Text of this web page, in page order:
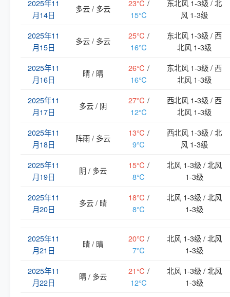
2025年11
月14日
多云 / 多云
23℃ /
15℃
东北风 1-3级 / 北
风 1-3级
2025年11
月15日
多云 / 多云
25℃ /
16℃
东北风 1-3级 / 西
北风 1-3级
2025年11
月16日
晴 / 晴
26℃ /
16℃
东北风 1-3级 / 西
北风 1-3级
2025年11
月17日
多云 / 阴
27℃ /
12℃
西北风 1-3级 / 西
北风 1-3级
2025年11
月18日
阵雨 / 多云
13℃ /
9℃
西北风 1-3级 / 北
风 1-3级
2025年11
月19日
阴 / 多云
15℃ /
8℃
北风 1-3级 / 北风
1-3级
2025年11
月20日
多云 / 晴
18℃ /
8℃
北风 1-3级 / 北风
1-3级
2025年11
月21日
晴 / 晴
20℃ /
7℃
北风 1-3级 / 北风
1-3级
2025年11
月22日
晴 / 多云
21℃ /
12℃
北风 1-3级 / 北风
1-3级